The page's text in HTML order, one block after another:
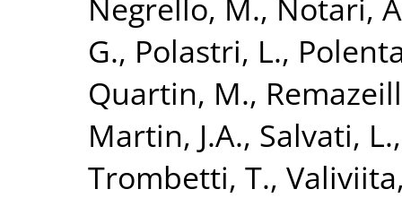
Negrello, M., Notari,
G., Polastri, L.,
Quartin, M.,
Martin, J.A., Salvati, L.
Trombetti, T.,